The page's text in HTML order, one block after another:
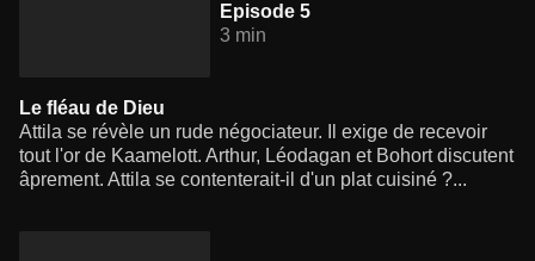
Episode 5
3 min
Le fléau de Dieu
Attila se révèle un rude négociateur. Il exige de recevoir
tout l'or de Kaamelott. Arthur, Léodagan et Bohort discutent
âprement. Attila se contenterait-il d'un plat cuisiné ?...